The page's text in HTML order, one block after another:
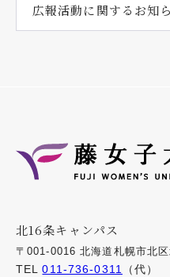
広報活動に関する お知
北16条キャンパス
〒001-0016 北海道札幌市北
TEL011-736-0311 （代）